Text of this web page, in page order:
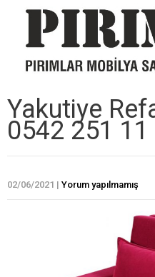
Yakutiye
0542 251 11
02/06/2021 | Yorum yapılmamış